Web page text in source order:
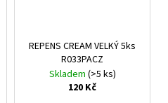
REPENS CREAM VELKÝ 5ks
R033PACZ
Skladem (>5 ks)
120 Kč